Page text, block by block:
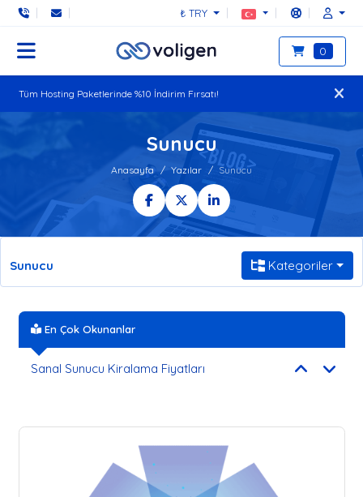
₺ TRY
0
Tüm Hosting Paketlerinde %10 İndirim Fırsatı!
Sunucu
Anasayfa Yazılar Sunucu
Sunucu Kategoriler
En Çok Okunanlar
ABD Lokasyonlu Sunucu Neden Tercih Edilir?
Sanal Sunucu Kiralama Fiyatları
Web Hosting Nedir ve Neden Önemlidir?
Yüksek Performanslı Sunucu